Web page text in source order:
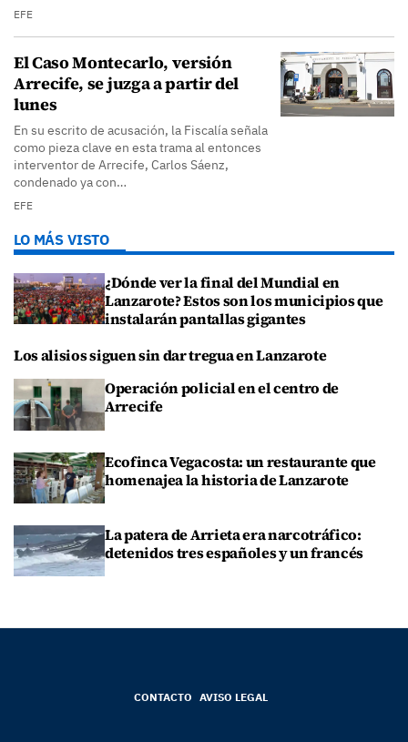
EFE
El Caso Montecarlo, versión
Arrecife, se juzga a partir del
lunes
En su escrito de acusación, la Fiscalía señala
como pieza clave en esta trama al entonces
interventor de Arrecife, Carlos Sáenz,
condenado ya con…
EFE
LO MÁS VISTO
¿Dónde ver la final del Mundial en
Lanzarote? Estos son los municipios que
instalarán pantallas gigantes
Los alisios siguen sin dar tregua en Lanzarote
Operación policial en el centro de
Arrecife
Ecofinca Vegacosta: un restaurante que
homenajea la historia de Lanzarote
La patera de Arrieta era narcotráfico:
detenidos tres españoles y un francés
CONTACTO AVISO LEGAL